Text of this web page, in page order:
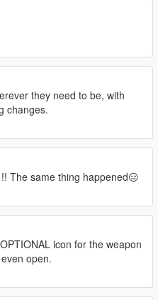
they need to be, with
changes.
The same thing happened😑
icon for the weapon
open.